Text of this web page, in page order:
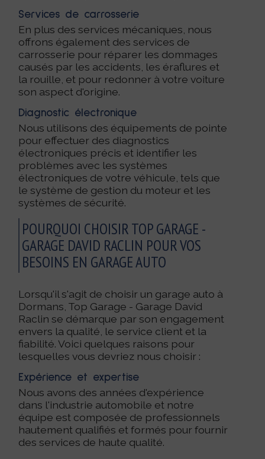
Services de carrosserie
En plus des services mécaniques, nous
offrons également des services de
carrosserie pour réparer les dommages
causés par les accidents, les éraflures et
la rouille, et pour redonner à votre voiture
son aspect d'origine.
Diagnostic électronique
Nous utilisons des équipements de pointe
pour effectuer des diagnostics
électroniques précis et identifier les
problèmes avec les systèmes
électroniques de votre véhicule, tels que
le système de gestion du moteur et les
systèmes de sécurité.
POURQUOI CHOISIR TOP GARAGE -
GARAGE DAVID RACLIN POUR VOS
BESOINS EN GARAGE AUTO
Lorsqu'il s'agit de choisir un garage auto à
Dormans, Top Garage - Garage David
Raclin se démarque par son engagement
envers la qualité, le service client et la
fiabilité. Voici quelques raisons pour
lesquelles vous devriez nous choisir :
Expérience et expertise
Nous avons des années d'expérience
dans l'industrie automobile et notre
équipe est composée de professionnels
hautement qualifiés et formés pour fournir
des services de haute qualité.